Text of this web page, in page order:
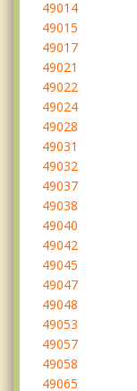
49014
49015
49017
49021
49022
49024
49028
49031
49032
49037
49038
49040
49042
49045
49047
49048
49053
49057
49058
49065